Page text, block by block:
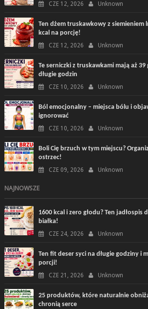
CZE 12, 2026 Unknown
Ten dżem truskawkowy z siemieniem
kcal na porcję!
CZE 12, 2026 Unknown
Te serniczki z truskawkami mają aż 39
długie godzin
CZE 10, 2026 Unknown
Ból emocjonalny – miejsca bólu i
ignorować
CZE 10, 2026 Unknown
Boli Cię brzuch w tym miejscu?
ostrzec!
CZE 09, 2026 Unknown
NAJNOWSZE
1600 kcal i zero głodu? Ten jadłospis
białka!
CZE 24, 2026 Unknown
Ten fit deser syci na długie godziny i
porcji!
CZE 21, 2026 Unknown
25 produktów, które naturalnie
chronią serce